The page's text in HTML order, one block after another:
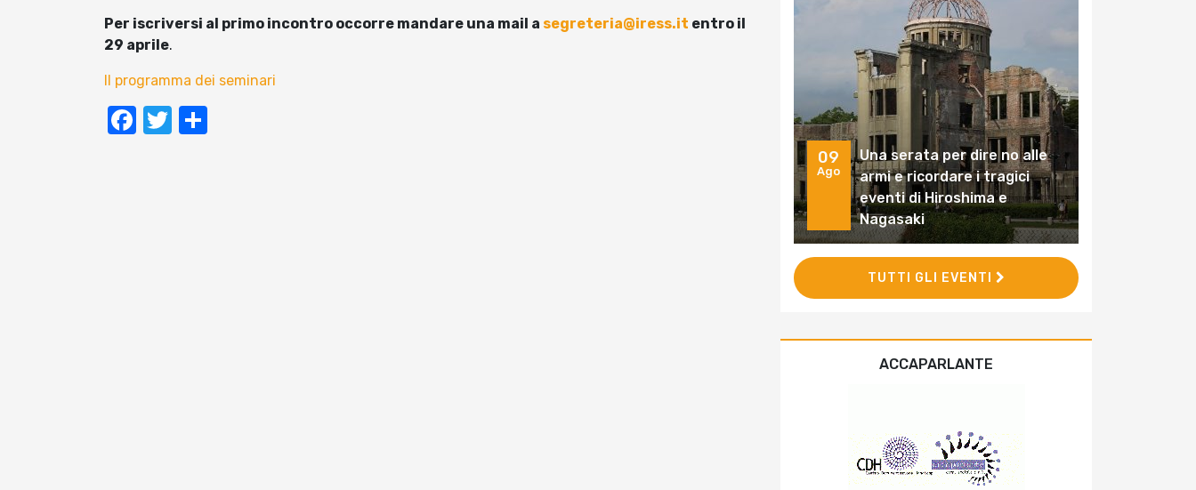
Per iscriversi al primo incontro occorre mandare una mail a segreteria@iress.it entro il
29 aprile.
Il programma dei seminari
Facebook
Twitter
09
Ago
Una serata per dire no alle
armi e ricordare i tragici
eventi di Hiroshima e
Nagasaki
TUTTI GLI EVENTI
ACCAPARLANTE